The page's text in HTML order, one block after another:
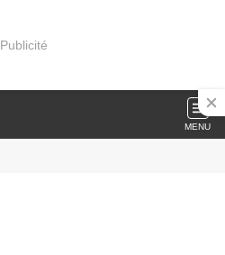
Publicité
MENU